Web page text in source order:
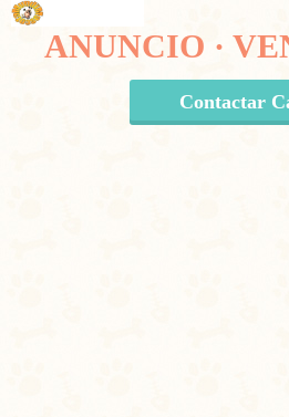
ANUNCIO ·
Contactar